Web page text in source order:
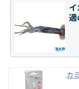
適
カ